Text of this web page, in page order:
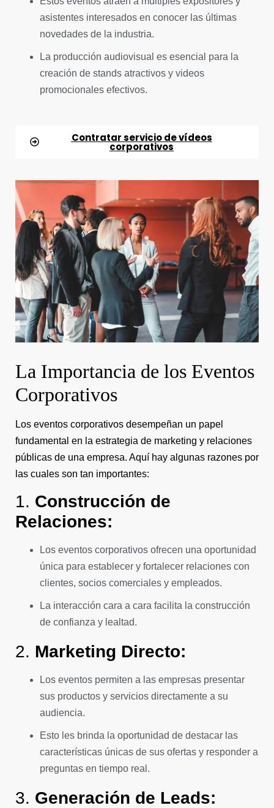
asistentes interesados en conocer las últimas
novedades de la industria.
La producción audiovisual es esencial para la
creación de stands atractivos y videos
promocionales efectivos.
Contratar servicio de vídeos
corporativos
La Importancia de los Eventos
Corporativos
Los eventos corporativos desempeñan un papel
fundamental en la estrategia de marketing y relaciones
públicas de una empresa. Aquí hay algunas razones por
las cuales son tan importantes:
1. Construcción de
Relaciones:
Los eventos corporativos ofrecen una oportunidad
única para establecer y fortalecer relaciones con
clientes, socios comerciales y empleados.
La interacción cara a cara facilita la construcción
de confianza y lealtad.
2. Marketing Directo:
Los eventos permiten a las empresas presentar
sus productos y servicios directamente a su
audiencia.
Esto les brinda la oportunidad de destacar las
características únicas de sus ofertas y responder a
preguntas en tiempo real.
3. Generación de Leads: